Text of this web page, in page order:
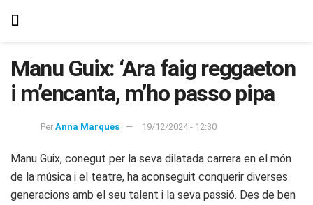
Manu Guix: ‘Ara faig reggaeton
i m’encanta, m’ho passo pipa
Per Anna Marquès 19/12/2024 - 12:30
Manu Guix, conegut per la seva dilatada carrera en el món
de la música i el teatre, ha aconseguit conquerir diverses
generacions amb el seu talent i la seva passió. Des de ben